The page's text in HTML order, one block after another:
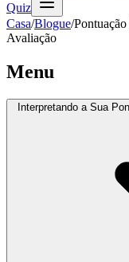
Quiz
Casa/Blogue/
Avaliação
Menu
Interpretando a Sua